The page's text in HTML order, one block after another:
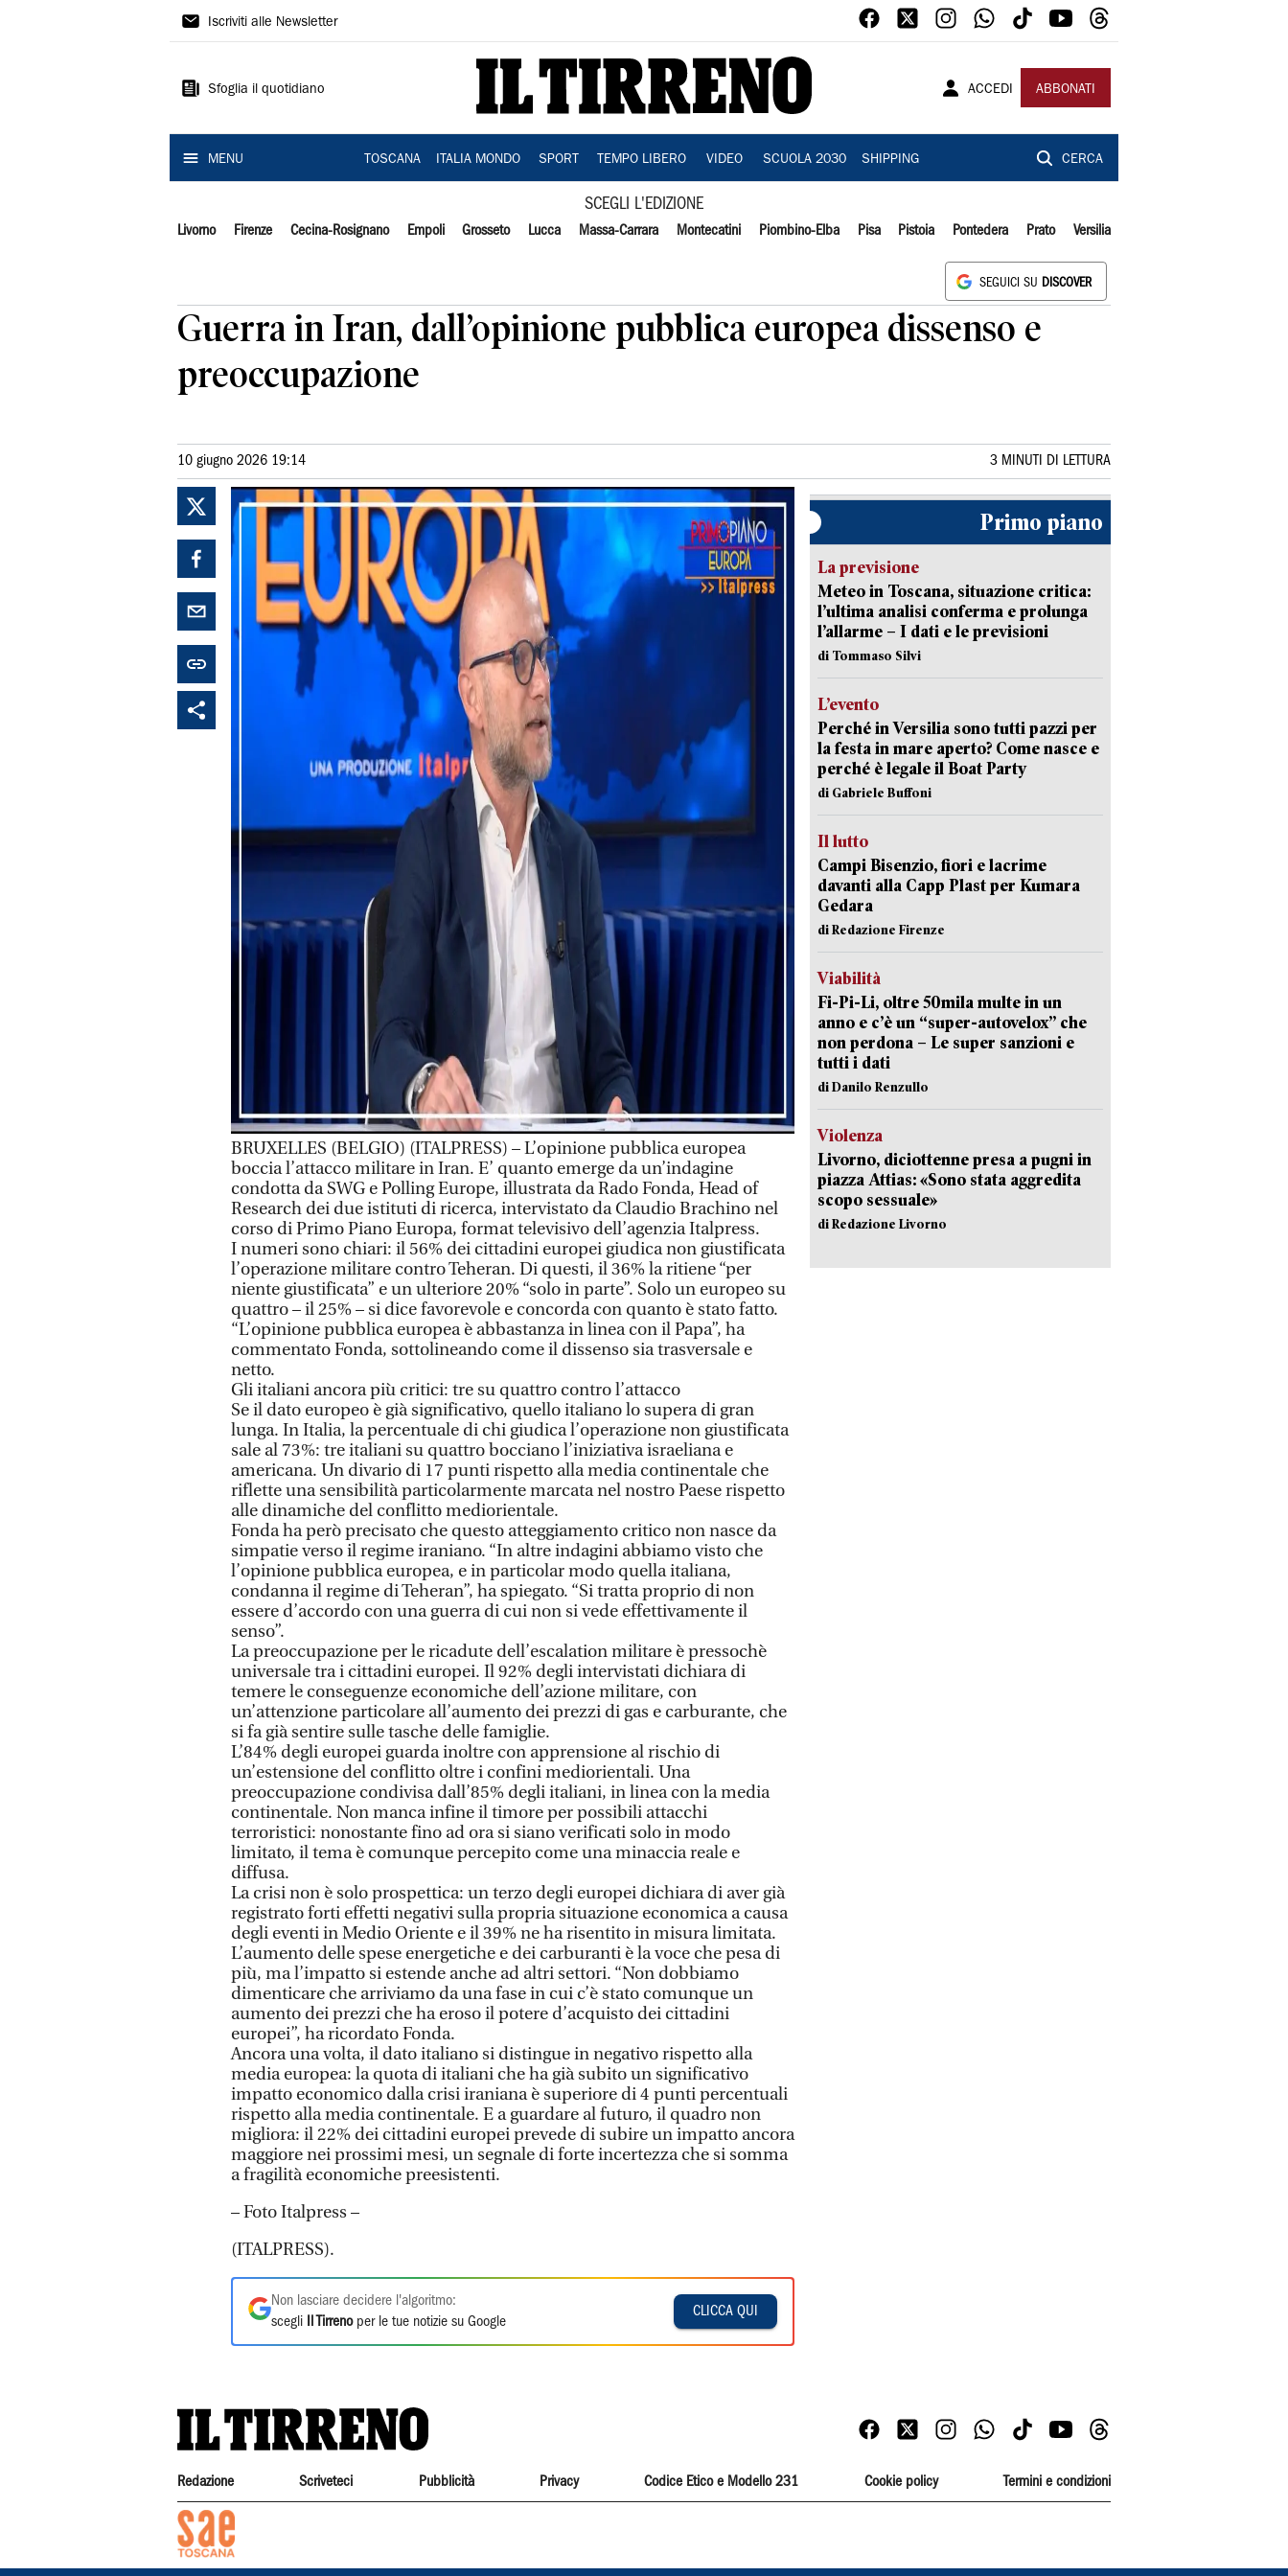
Il
Iscriviti alle Newsletter
Sfoglia il quotidiano ACCEDI ABBONATI
MENU TOSCANA ITALIA MONDO SPORT TEMPO LIBERO VIDEO SCUOLA 2030 SHIPPING CERCA
SCEGLI L'EDIZIONE
Livorno Firenze Cecina-Rosignano Empoli Grosseto Lucca Massa-Carrara Montecatini Piombino-Elba Pisa Pistoia Pontedera Prato Versilia
SEGUICI SU DISCOVER
Guerra in Iran, dall’opinione pubblica europea dissenso e
preoccupazione
10 giugno 2026 19:14 3 MINUTI DI LETTURA
BRUXELLES (BELGIO) (ITALPRESS) – L’opinione pubblica europea
boccia l’attacco militare in Iran. E’ quanto emerge da un’indagine
condotta da SWG e Polling Europe, illustrata da Rado Fonda, Head of
Research dei due istituti di ricerca, intervistato da Claudio Brachino nel
corso di Primo Piano Europa, format televisivo dell’agenzia Italpress.
I numeri sono chiari: il 56% dei cittadini europei giudica non giustificata
l’operazione militare contro Teheran. Di questi, il 36% la ritiene “per
niente giustificata” e un ulteriore 20% “solo in parte”. Solo un europeo su
quattro – il 25% – si dice favorevole e concorda con quanto è stato fatto.
“L’opinione pubblica europea è abbastanza in linea con il Papa”, ha
commentato Fonda, sottolineando come il dissenso sia trasversale e
netto.
Gli italiani ancora più critici: tre su quattro contro l’attacco
Se il dato europeo è già significativo, quello italiano lo supera di gran
lunga. In Italia, la percentuale di chi giudica l’operazione non giustificata
sale al 73%: tre italiani su quattro bocciano l’iniziativa israeliana e
americana. Un divario di 17 punti rispetto alla media continentale che
riflette una sensibilità particolarmente marcata nel nostro Paese rispetto
alle dinamiche del conflitto mediorientale.
Fonda ha però precisato che questo atteggiamento critico non nasce da
simpatie verso il regime iraniano. “In altre indagini abbiamo visto che
l’opinione pubblica europea, e in particolar modo quella italiana,
condanna il regime di Teheran”, ha spiegato. “Si tratta proprio di non
essere d’accordo con una guerra di cui non si vede effettivamente il
senso”.
La preoccupazione per le ricadute dell’escalation militare è pressochè
universale tra i cittadini europei. Il 92% degli intervistati dichiara di
temere le conseguenze economiche dell’azione militare, con
un’attenzione particolare all’aumento dei prezzi di gas e carburante, che
si fa già sentire sulle tasche delle famiglie.
L’84% degli europei guarda inoltre con apprensione al rischio di
un’estensione del conflitto oltre i confini mediorientali. Una
preoccupazione condivisa dall’85% degli italiani, in linea con la media
continentale. Non manca infine il timore per possibili attacchi
terroristici: nonostante fino ad ora si siano verificati solo in modo
limitato, il tema è comunque percepito come una minaccia reale e
diffusa.
La crisi non è solo prospettica: un terzo degli europei dichiara di aver già
registrato forti effetti negativi sulla propria situazione economica a causa
degli eventi in Medio Oriente e il 39% ne ha risentito in misura limitata.
L’aumento delle spese energetiche e dei carburanti è la voce che pesa di
più, ma l’impatto si estende anche ad altri settori. “Non dobbiamo
dimenticare che arriviamo da una fase in cui c’è stato comunque un
aumento dei prezzi che ha eroso il potere d’acquisto dei cittadini
europei”, ha ricordato Fonda.
Ancora una volta, il dato italiano si distingue in negativo rispetto alla
media europea: la quota di italiani che ha già subito un significativo
impatto economico dalla crisi iraniana è superiore di 4 punti percentuali
rispetto alla media continentale. E a guardare al futuro, il quadro non
migliora: il 22% dei cittadini europei prevede di subire un impatto ancora
maggiore nei prossimi mesi, un segnale di forte incertezza che si somma
a fragilità economiche preesistenti.
– Foto Italpress –
(ITALPRESS).
Non lasciare decidere l'algoritmo:
scegli
Il Tirrenoper le tue notizie su Google
CLICCA QUI
Primo piano
La previsione
Meteo in Toscana, situazione critica:
l’ultima analisi conferma e prolunga
l’allarme – I dati e le previsioni
di Tommaso Silvi
L’evento
Perché in Versilia sono tutti pazzi per
la festa in mare aperto? Come nasce e
perché è legale il Boat Party
di Gabriele Buffoni
Il lutto
Campi Bisenzio, fiori e lacrime
davanti alla Capp Plast per Kumara
Gedara
di Redazione Firenze
Viabilità
Fi-Pi-Li, oltre 50mila multe in un
anno e c’è un “super-autovelox” che
non perdona – Le super sanzioni e
tutti i dati
di Danilo Renzullo
Violenza
Livorno, diciottenne presa a pugni in
piazza Attias: «Sono stata aggredita
scopo sessuale»
di Redazione Livorno
Redazione Scriveteci Pubblicità Privacy Codice Etico e Modello 231 Cookie policy Termini e condizioni